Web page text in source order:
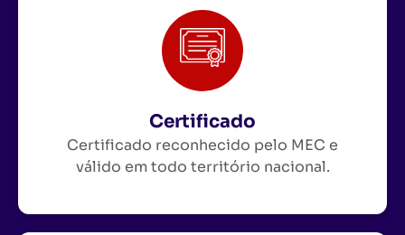
Certificado
Certificado reconhecido pelo MEC e
válido em todo território nacional.